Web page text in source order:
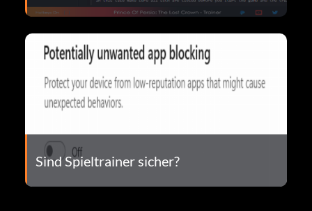
Sind Spieltrainer sicher?